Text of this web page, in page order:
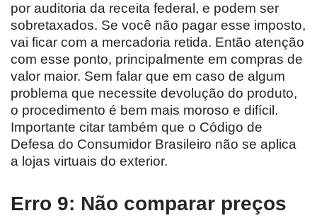
por auditoria da receita federal, e podem ser
sobretaxados. Se você não pagar esse imposto,
vai ficar com a mercadoria retida. Então atenção
com esse ponto, principalmente em compras de
valor maior. Sem falar que em caso de algum
problema que necessite devolução do produto,
o procedimento é bem mais moroso e difícil.
Importante citar também que o Código de
Defesa do Consumidor Brasileiro não se aplica
a lojas virtuais do exterior.
Erro 9: Não comparar preços